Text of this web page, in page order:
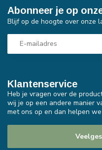
Klantenservice
Heb je vragen over de
wij je op een andere manier
met ons op en dan helpen
Abonneer je op
Blijf op de hoogte over onze